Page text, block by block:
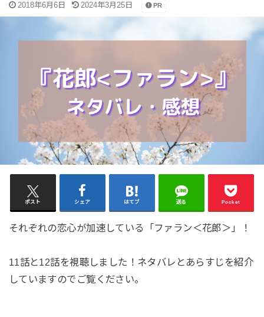
2018年6月6日 2024年3月25日 PR
ポスト シェア はてブ 送る Pocket
それぞれの恋心が加速している「ファラン＜花郎＞」！
11話と12話を視聴しました！ネタバレとあらすじを紹介
していますのでご覧ください。